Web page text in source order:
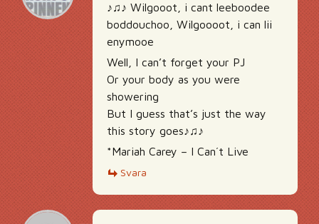
♪♫♪ Wilgooot, i cant leeboodee
boddouchoo, Wilgoooot, i can lii
enymooe
Well, I can’t forget your PJ
Or your body as you were
showering
But I guess that’s just the way
this story goes♪♫♪
*Mariah Carey – I Can´t Live
Svara